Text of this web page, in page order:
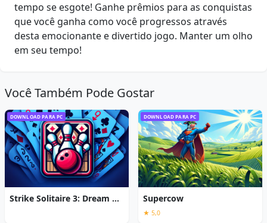
tempo se esgote! Ganhe prêmios para as conquistas
que você ganha como você progressos através
desta emocionante e divertido jogo. Manter um olho
em seu tempo!
Você Também Pode Gostar
DOWNLOAD PARA PC
Strike Solitaire 3: Dream Resort
DOWNLOAD PARA PC
Supercow
★ 5,0